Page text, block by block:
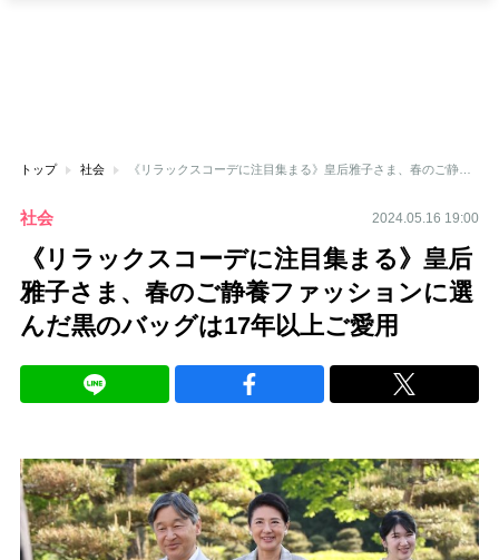
トップ 社会 《リラックスコーデに注目集まる》皇后雅子さま、春のご静養ファッションに選んだ黒のバッグは17年以上ご愛用
社会 2024.05.16 19:00
《リラックスコーデに注目集まる》皇后
雅子さま、春のご静養ファッションに選
んだ黒のバッグは17年以上ご愛用